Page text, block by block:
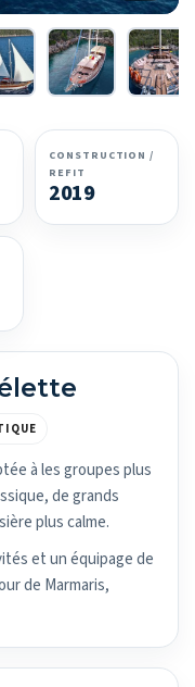
CONSTRUCTION /
REFIT
2019
à les groupes plus
de grands
plus calme.
et un équipage de
de Marmaris,